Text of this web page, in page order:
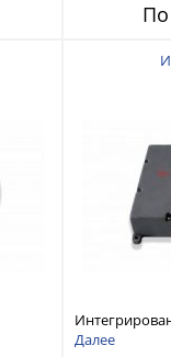
По
защиты от
Далее